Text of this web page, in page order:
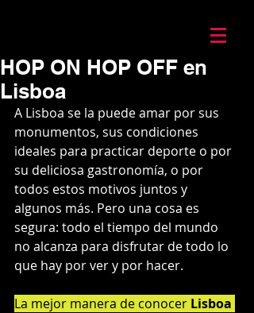
HOP ON HOP OFF en
Lisboa
A Lisboa se la puede amar por sus
monumentos, sus condiciones
ideales para practicar deporte o por
su deliciosa gastronomía, o por
todos estos motivos juntos y
algunos más. Pero una cosa es
segura: todo el tiempo del mundo
no alcanza para disfrutar de todo lo
que hay por ver y por hacer.
La mejor manera de conocer Lisboa